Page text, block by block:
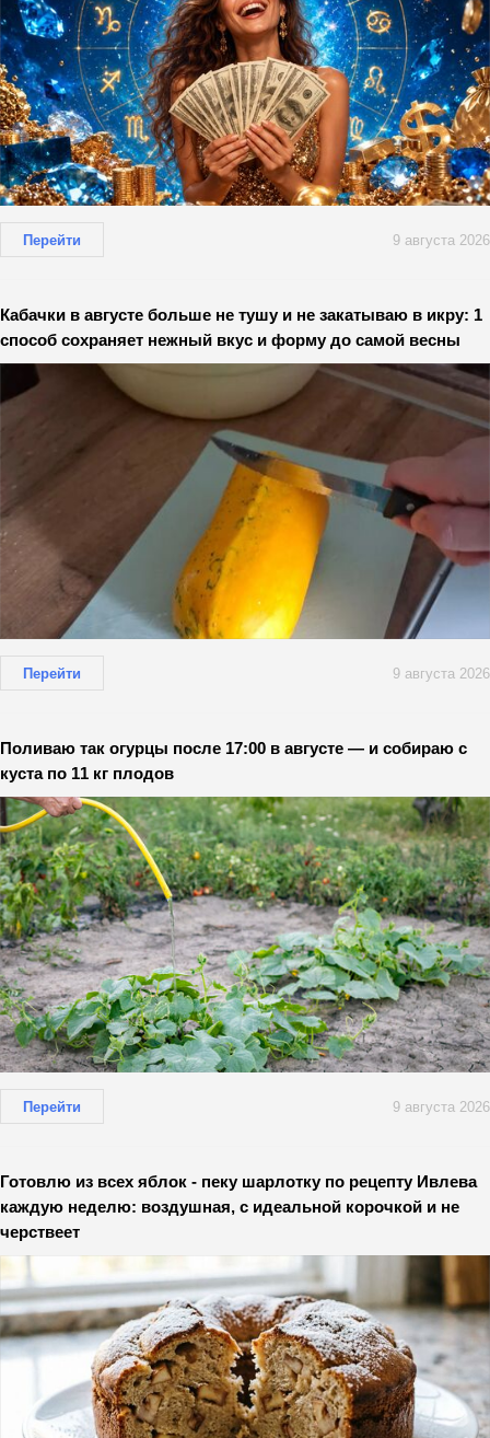
Перейти 9 августа 2026
Кабачки в августе больше не тушу и не закатываю в икру: 1
способ сохраняет нежный вкус и форму до самой весны
Перейти 9 августа 2026
Поливаю так огурцы после 17:00 в августе — и собираю с
куста по 11 кг плодов
Перейти 9 августа 2026
Готовлю из всех яблок - пеку шарлотку по рецепту Ивлева
каждую неделю: воздушная, с идеальной корочкой и не
черствеет